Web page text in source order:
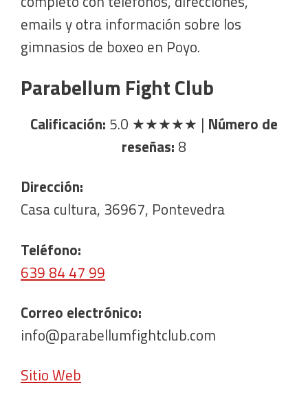
emails y otra información sobre los
gimnasios de boxeo en Poyo.
Parabellum Fight Club
Calificación: 5.0 ★★★★★ | Número de
reseñas: 8
Dirección:
Casa cultura, 36967, Pontevedra
Teléfono:
639 84 47 99
Correo electrónico:
info@parabellumfightclub.com
Sitio Web